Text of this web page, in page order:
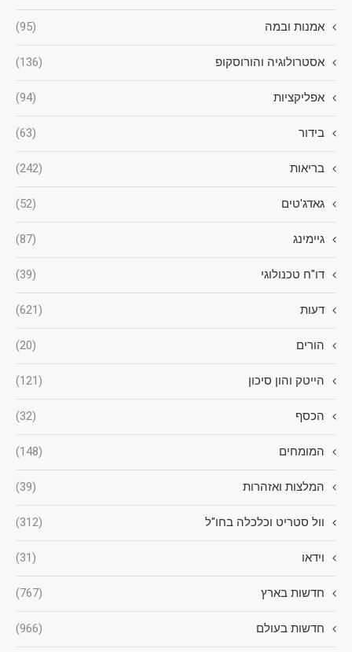
אמנות ובמה (95)
אסטרולוגיה והורוסקופ (136)
אפליקציות (94)
בידור (63)
בריאות (242)
גאדג'טים (52)
גיימינג (87)
דו"ח טכנולוגי (39)
דעות (621)
הורים (20)
הייטק והון סיכון (121)
הכסף (32)
המומחים (148)
המלצות ואזהרות (39)
וול סטריט וכלכלה בחו"ל (312)
וידאו (31)
חדשות בארץ (767)
חדשות בעולם (966)